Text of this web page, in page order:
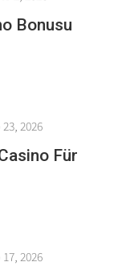
Bonusu
Für
2026
2026